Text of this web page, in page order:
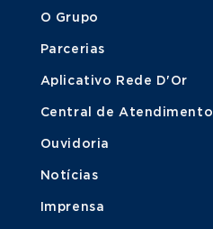
O Grupo
Parcerias
Aplicativo Rede D'Or
Central de Atendimento
Ouvidoria
Notícias
Imprensa